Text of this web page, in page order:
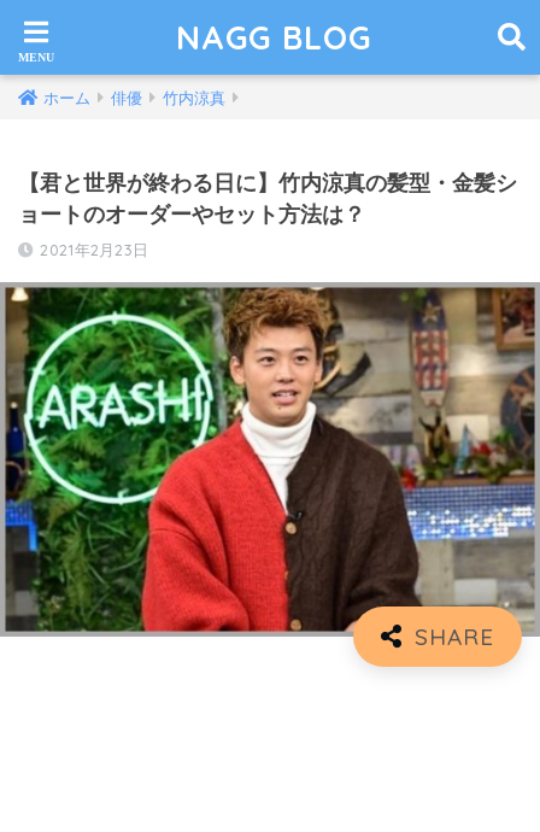
NAGG BLOG
ホーム 俳優 竹内涼真
【君と世界が終わる日に】竹内涼真の髪型・金髪シ
ョートのオーダーやセット方法は？
2021年2月23日